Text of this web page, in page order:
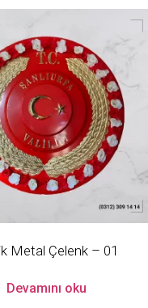
Metal Çelenk – 01
Devamını oku